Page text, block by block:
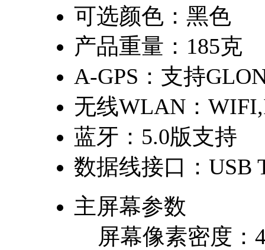
可选颜色： 黑色
产品重量： 185克
A-GPS： 支持
无线WLAN：
蓝牙： 5.0版支持
数据线接口： USB
主屏幕参数
屏幕像素密度：